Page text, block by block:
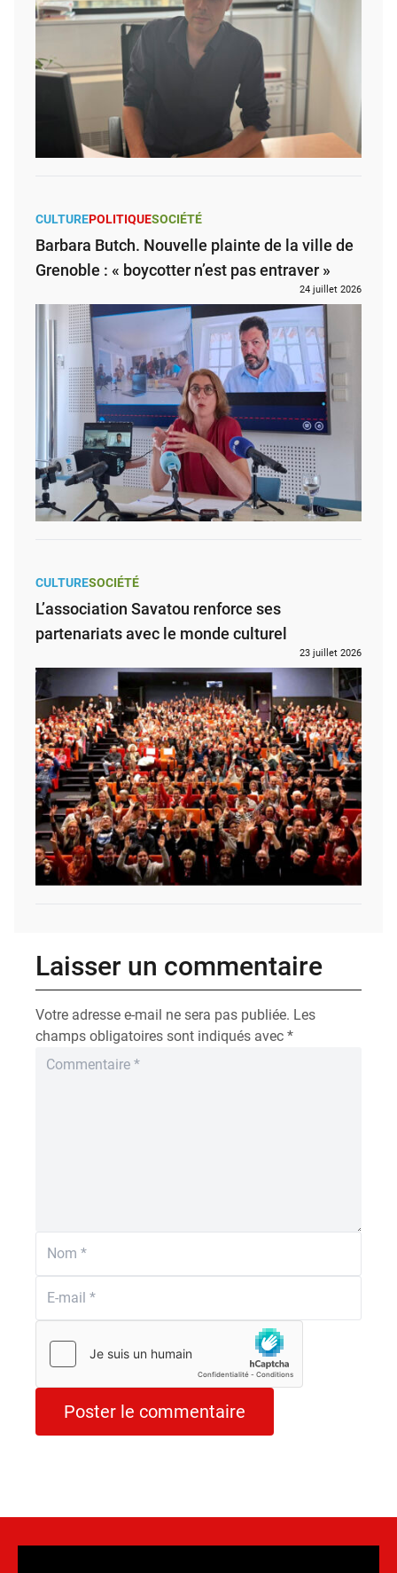
CULTUREPOLITIQUESOCIÉTÉ
Barbara Butch. Nouvelle plainte de la ville de
Grenoble : « boycotter n’est pas entraver »
24 juillet 2026
CULTURESOCIÉTÉ
L’association Savatou renforce ses
partenariats avec le monde culturel
23 juillet 2026
Laisser un commentaire
Votre adresse e-mail ne sera pas publiée. Les
champs obligatoires sont indiqués avec *